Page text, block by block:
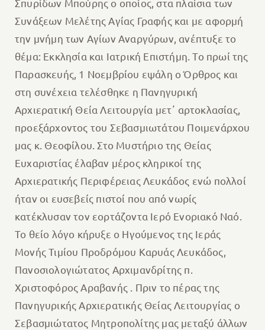
Σπυρίδων Μπούρης ο οποίος, στα πλαίσια των
Συνάξεων Μελέτης Αγίας Γραφής και με αφορμή
την μνήμη των Αγίων Αναργύρων, ανέπτυξε το
θέμα: Εκκλησία και Ιατρική Επιστήμη.Το πρωί της
Παρασκευής, 1 Νοεμβρίου εψάλη ο Όρθρος και
στη συνέχεια τελέσθηκε η Πανηγυρική
Αρχιερατική Θεία Λειτουργία μετ᾽ αρτοκλασίας,
προεξάρχοντος του Σεβασμιωτάτου Ποιμενάρχου
μας κ. Θεοφίλου. Στο Μυστήριο της Θείας
Ευχαριστίας έλαβαν μέρος κληρικοί της
Αρχιερατικής Περιφέρειας Λευκάδος ενώ πολλοί
ήταν οι ευσεβείς πιστοί που από νωρίς
κατέκλυσαν τον εορτάζοντα Ιερό Ενοριακό Ναό.
Το θείο λόγο κήρυξε ο Ηγούμενος της Ιεράς
Μονής Τιμίου Προδρόμου Καρυάς Λευκάδος,
Πανοσιολογιώτατος Αρχιμανδρίτης π.
Χριστοφόρος Αραβανής . Πριν το πέρας της
Πανηγυρικής Αρχιερατικής Θείας Λειτουργίας ο
Σεβασμιώτατος Μητροπολίτης μας μεταξύ άλλων